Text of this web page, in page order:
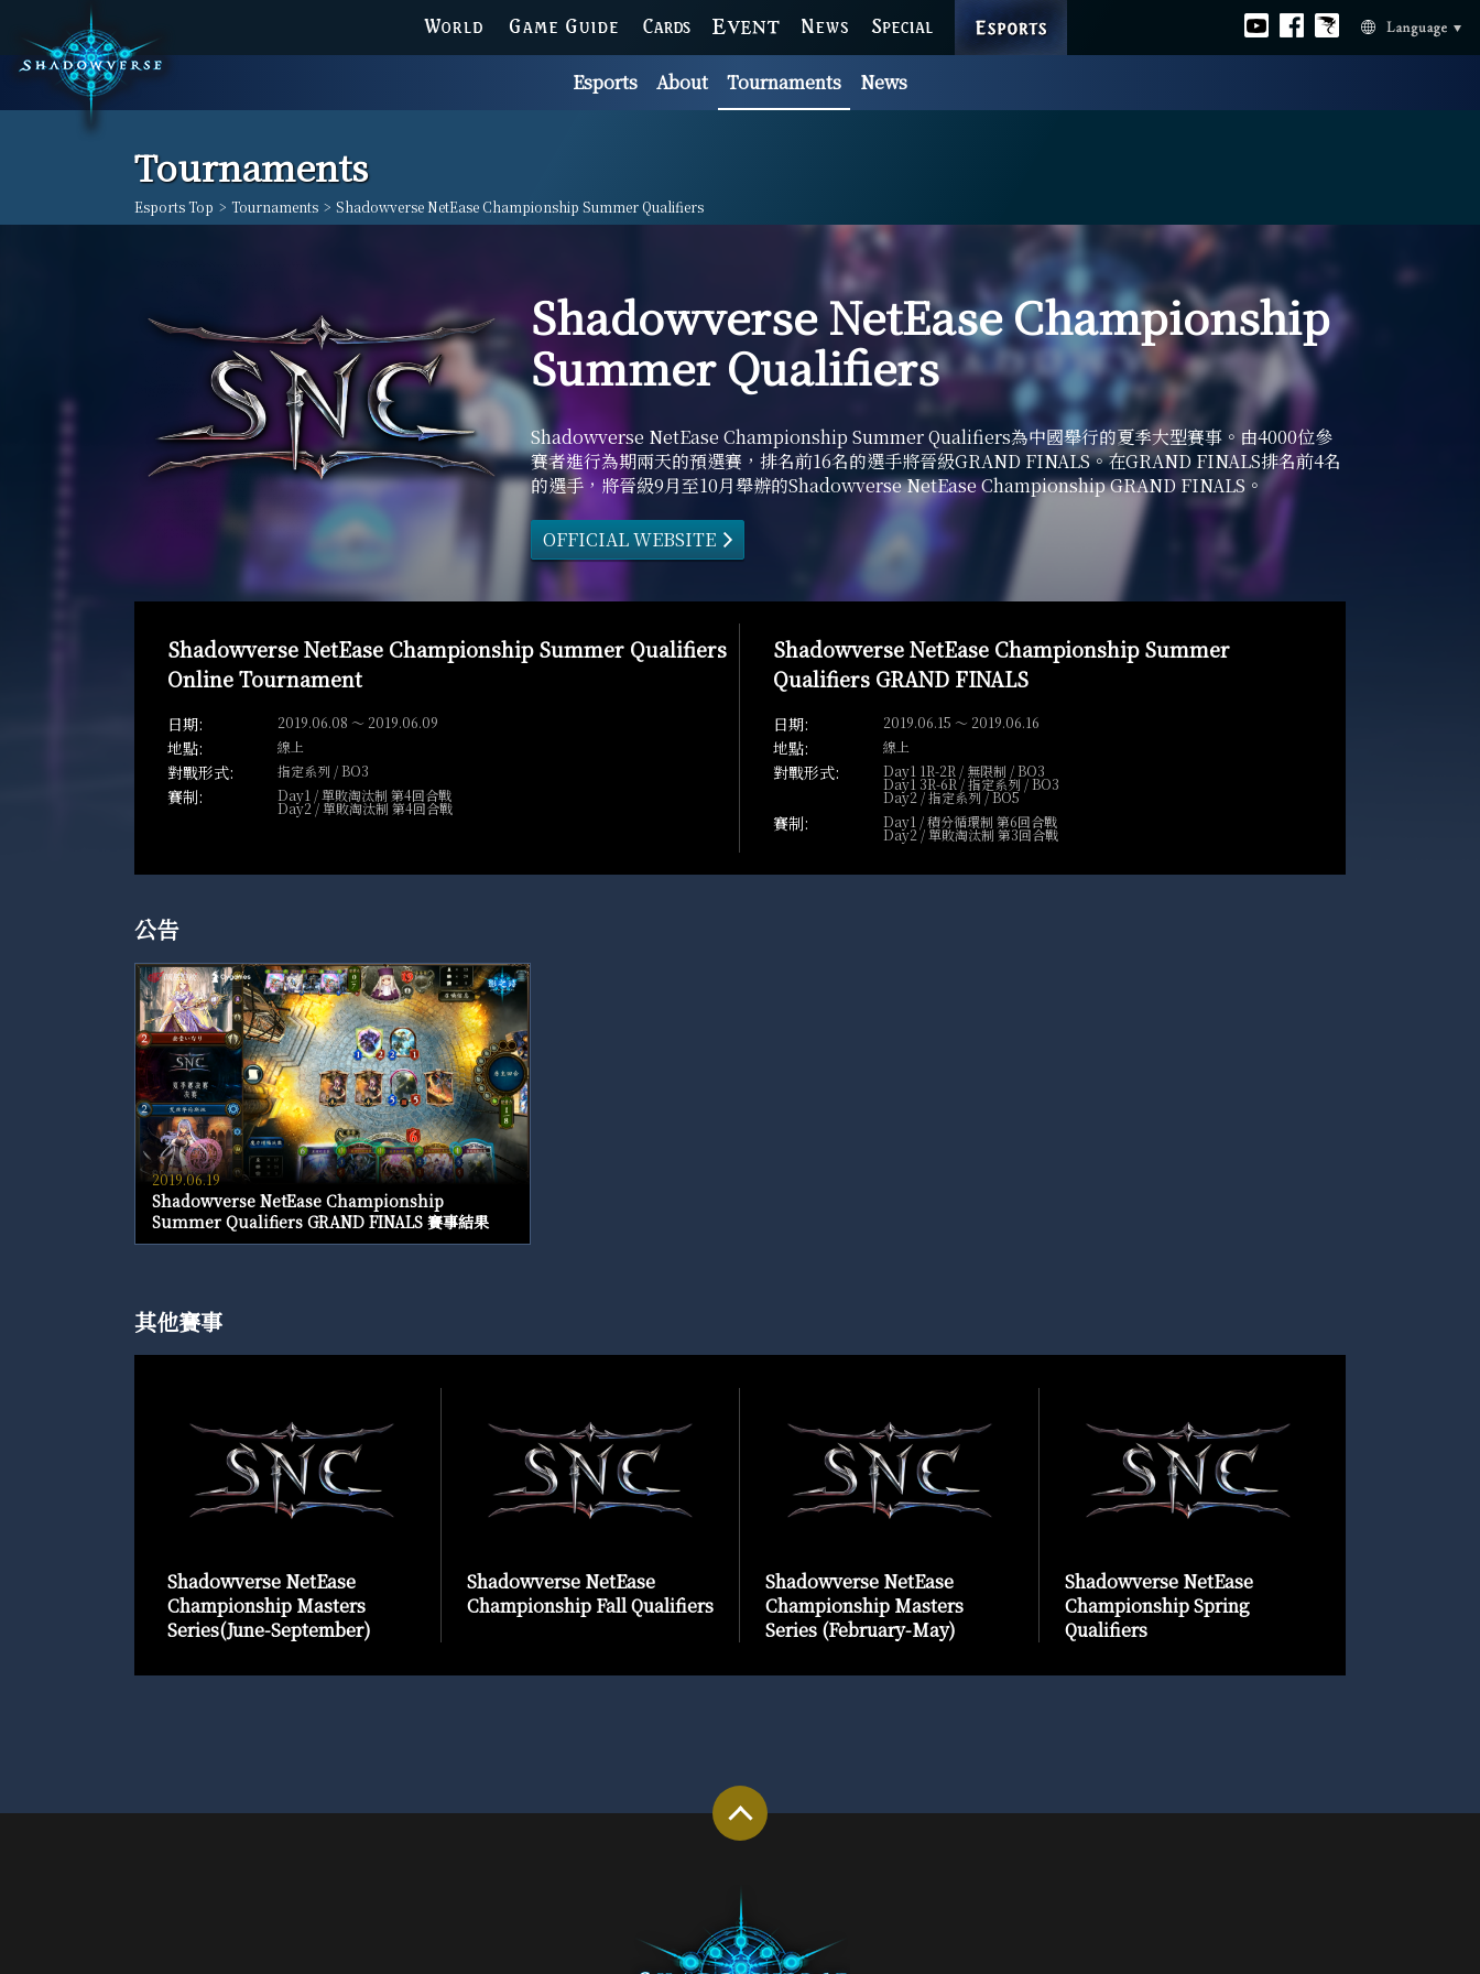
WORLD GAME GUIDE CARDS EVENT NEWS SPECIAL
Official
youtube
Official
facebook
Official
Bahamut Language
Esports About Tournaments News
Tournaments
Esports Top > Tournaments > Shadowverse NetEase Championship Summer Qualifiers
Shadowverse NetEase Championship
Summer Qualifiers
Shadowverse NetEase Championship Summer Qualifiers為中國舉行的夏季大型賽事。由4000位參
賽者進行為期兩天的預選賽，排名前16名的選手將晉級GRAND FINALS。在GRAND FINALS排名前4名
的選手，將晉級9月至10月舉辦的Shadowverse NetEase Championship GRAND FINALS。
OFFICIAL WEBSITE
Shadowverse NetEase Championship Summer Qualifiers
Online Tournament
2019.06.08 ～ 2019.06.09
線上
指定系列 / BO3
Day1 / 單敗淘汰制 第4回合戰
Day2 / 單敗淘汰制 第4回合戰
Shadowverse NetEase Championship Summer
Qualifiers GRAND FINALS
2019.06.15 ～ 2019.06.16
線上
Day1 1R-2R / 無限制 / BO3
Day1 3R-6R / 指定系列 / BO3
Day2 / 指定系列 / BO5
Day1 / 積分循環制 第6回合戰
Day2 / 單敗淘汰制 第3回合戰
公告
2019.06.19
Shadowverse NetEase Championship
Summer Qualifiers GRAND FINALS 賽事結果
其他賽事
Shadowverse NetEase
Championship Masters
Series(June-September)
Shadowverse NetEase
Championship Fall Qualifiers
Shadowverse NetEase
Championship Masters
Series (February-May)
Shadowverse NetEase
Championship Spring
Qualifiers